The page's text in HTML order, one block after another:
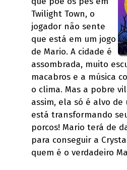
Twilight Town, o
jogador não sente
que está em um jogo
de Mario. A cidade é
assombrada, muito
macabros e a música
o clima. Mas a pobre
assim, ela só é alvo de
está transformando
porcos! Mario terá de
para conseguir a
quem é o verdadeiro